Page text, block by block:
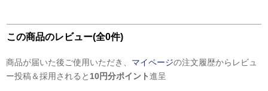
この商品のレビュー(全0件)
商品が届いた後ご使用いただき、 マイページの注文履歴からレビュ
ー投稿＆採用されると 10円分ポイント進呈